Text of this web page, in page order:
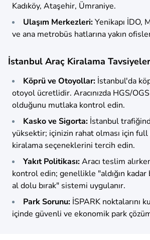
Kadıköy, Ataşehir, Ümraniye.
Ulaşım Merkezleri:Yenikapı İDO,
ve ana metrobüs hatlarına yakın
İstanbul Araç Kiralama
Köprü ve Otoyollar: İstanbul'da
otoyol ücretlidir. Aracınızda HGS/
olduğunu mutlaka kontrol edin.
Kasko ve Sigorta: İstanbul
yüksektir; içinizin rahat olması için full
kiralama seçeneklerini tercih edin.
Yakıt Politikası:Aracı teslim
kontrol edin; genellikle "aldığın kadar
al dolu bırak" sistemi uygulanır.
Park Sorunu: İSPARK noktalarını
içinde güvenli ve ekonomik park